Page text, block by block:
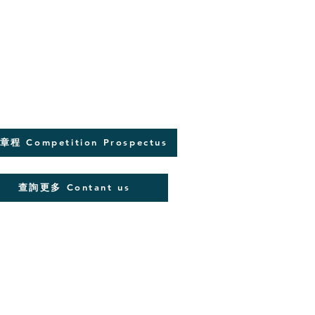
章程 Competition Prospectus
查詢更多 Contant us